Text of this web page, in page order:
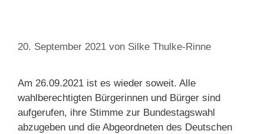
20. September 2021 von Silke Thulke-Rinne
Am 26.09.2021 ist es wieder soweit. Alle
wahlberechtigten Bürgerinnen und Bürger sind
aufgerufen, ihre Stimme zur Bundestagswahl
abzugeben und die Abgeordneten des Deutschen